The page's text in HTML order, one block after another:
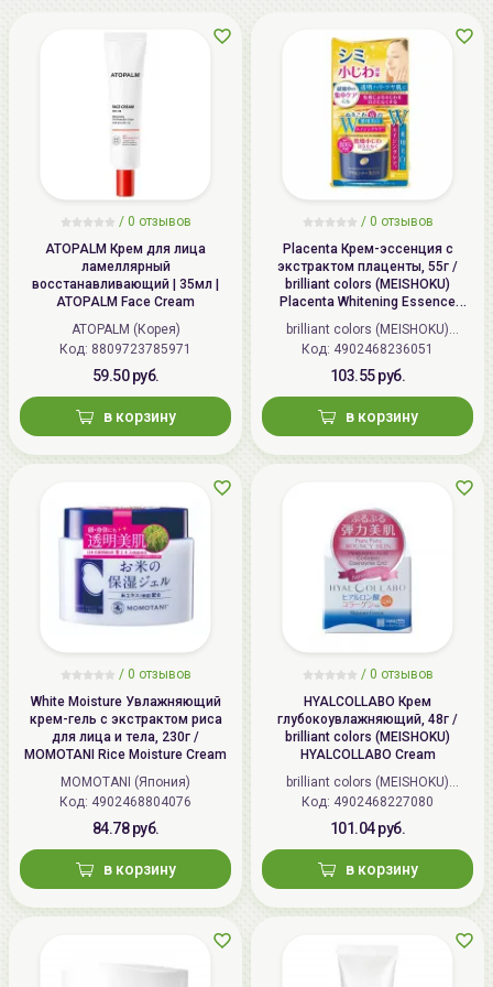
Нанесите небольшое
количество крема на
предварительно
тонизированную
/ 0 отзывов
ATOPALM Крем для лица
ламеллярный
восстанавливающий | 35мл |
ATOPALM Face Cream
ATOPALM (Корея)
Код: 8809723785971
59.50 руб.
в корзину
/ 0 отзывов
Placenta Крем-эссенция с
экстрактом плаценты, 55г /
brilliant colors (MEISHOKU)
Placenta Whitening Essence
Cream
brilliant colors (MEISHOKU)
(Япония)
Код: 4902468236051
103.55 руб.
в корзину
/ 0 отзывов
White Moisture Увлажняющий
крем-гель с экстрактом риса
для лица и тела, 230г /
MOMOTANI Rice Moisture Cream
MOMOTANI (Япония)
Код: 4902468804076
84.78 руб.
в корзину
/ 0 отзывов
HYALCOLLABO Крем
глубокоувлажняющий, 48г /
brilliant colors (MEISHOKU)
HYALCOLLABO Cream
brilliant colors (MEISHOKU)
(Япония)
Код: 4902468227080
101.04 руб.
в корзину